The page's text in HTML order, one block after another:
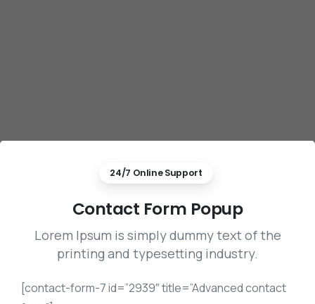
24/7 Online Support
Contact Form Popup
Lorem Ipsum is simply dummy text of the
printing and typesetting industry.
[contact-form-7 id=”2939″ title=”Advanced contact